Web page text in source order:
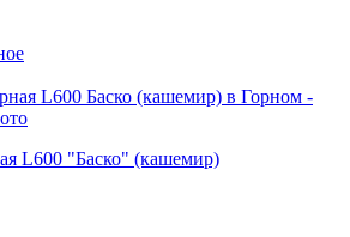
L600 "Баско" (кашемир)